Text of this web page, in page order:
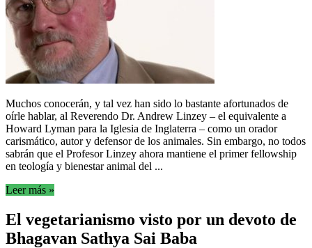
Muchos conocerán, y tal vez han sido lo bastante afortunados de
oírle hablar, al Reverendo Dr. Andrew Linzey – el equivalente a
Howard Lyman para la Iglesia de Inglaterra – como un orador
carismático, autor y defensor de los animales. Sin embargo, no todos
sabrán que el Profesor Linzey ahora mantiene el primer fellowship
en teología y bienestar animal del ...
Leer más »
El vegetarianismo visto por un devoto de
Bhagavan Sathya Sai Baba